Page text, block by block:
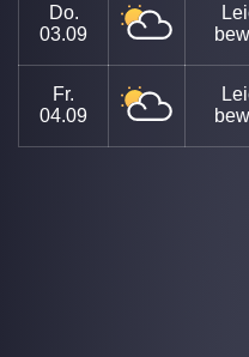
Do.
03.09
Fr.
04.09